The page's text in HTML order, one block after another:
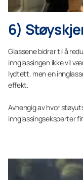
6)
Glassene bidrar til å
innglassingen ikke vil
lydtett, men en
effekt.
Avhengig av hvor
innglassingseksperter